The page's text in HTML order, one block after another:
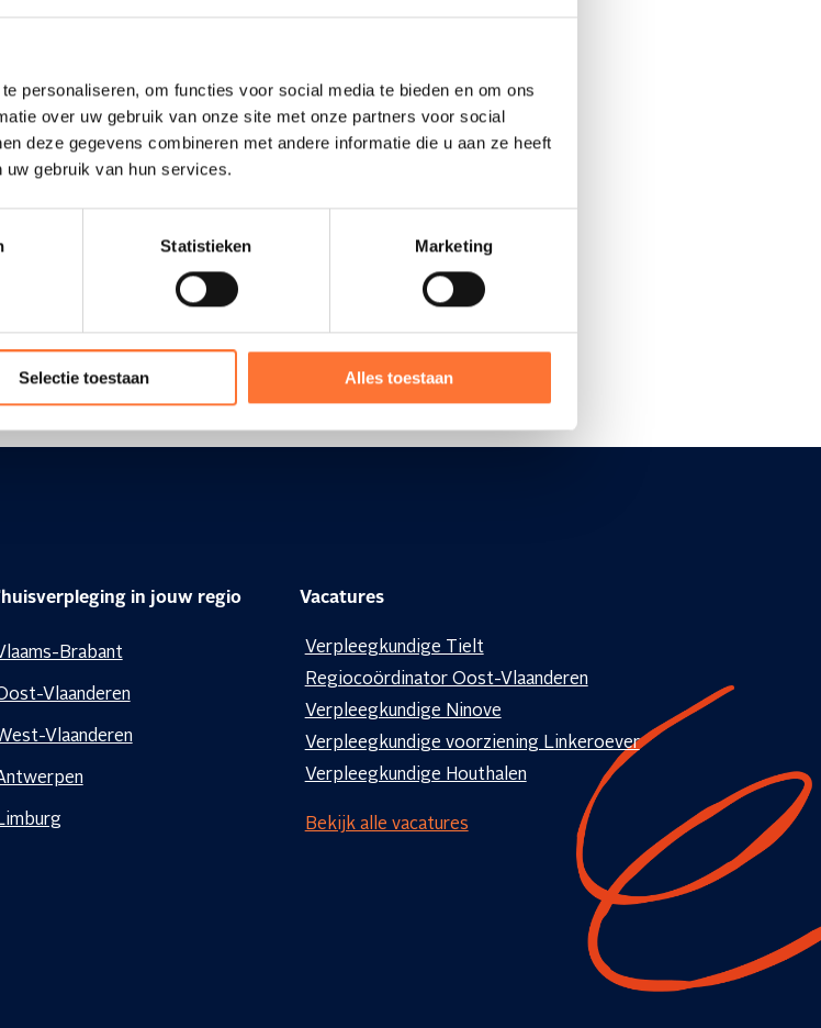
personaliseren, om functies voor social media te bieden en om ons
over uw gebruik van onze site met onze partners voor social
deze gegevens combineren met andere informatie die u aan ze heeft
gebruik van hun services.
Statistieken Marketing
Selectie toestaan Alles toestaan
je elke dag, ook ‘s nachts, tijdens het
we meerdere keren per dag.
(eID) in. Hou ze klaar.
enkele klevertjes van je ziekenfonds
in jouw regio
Brabant
Vlaanderen
Vlaanderen
Vacatures
Verpleegkundige Tielt
Regiocoördinator Oost-Vlaanderen
Verpleegkundige Ninove
Verpleegkundige voorziening Linkeroever
Verpleegkundige Houthalen
Bekijk alle vacatures